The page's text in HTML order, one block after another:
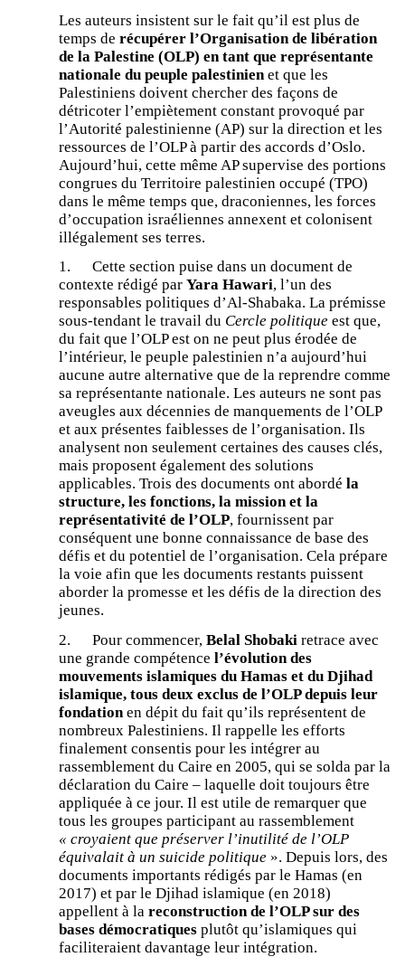
Les auteurs insistent sur le fait qu’il est plus de
temps de récupérer l’Organisation de libération
de la Palestine (OLP) en tant que représentante
nationale du peuple palestinien et que les
Palestiniens doivent chercher des façons de
détricoter l’empiètement constant provoqué par
l’Autorité palestinienne (AP) sur la direction et les
ressources de l’OLP à partir des accords d’Oslo.
Aujourd’hui, cette même AP supervise des portions
congrues du Territoire palestinien occupé (TPO)
dans le même temps que, draconiennes, les forces
d’occupation israéliennes annexent et colonisent
illégalement ses terres.
1. Cette section puise dans un document de
contexte rédigé par Yara Hawari, l’un des
responsables politiques d’Al-Shabaka. La prémisse
sous-tendant le travail du Cercle politique est que,
du fait que l’OLP est on ne peut plus érodée de
l’intérieur, le peuple palestinien n’a aujourd’hui
aucune autre alternative que de la reprendre comme
sa représentante nationale. Les auteurs ne sont pas
aveugles aux décennies de manquements de l’OLP
et aux présentes faiblesses de l’organisation. Ils
analysent non seulement certaines des causes clés,
mais proposent également des solutions
applicables. Trois des documents ont abordé la
structure, les fonctions, la mission et la
représentativité de l’OLP, fournissent par
conséquent une bonne connaissance de base des
défis et du potentiel de l’organisation. Cela prépare
la voie afin que les documents restants puissent
aborder la promesse et les défis de la direction des
jeunes.
2. Pour commencer, Belal Shobaki retrace avec
une grande compétence l’évolution des
mouvements islamiques du Hamas et du Djihad
islamique, tous deux exclus de l’OLP depuis leur
fondation en dépit du fait qu’ils représentent de
nombreux Palestiniens. Il rappelle les efforts
finalement consentis pour les intégrer au
rassemblement du Caire en 2005, qui se solda par la
déclaration du Caire – laquelle doit toujours être
appliquée à ce jour. Il est utile de remarquer que
tous les groupes participant au rassemblement
« croyaient que préserver l’inutilité de l’OLP
équivalait à un suicide politique ». Depuis lors, des
documents importants rédigés par le Hamas (en
2017) et par le Djihad islamique (en 2018)
appellent à la reconstruction de l’OLP sur des
bases démocratiques plutôt qu’islamiques qui
faciliteraient davantage leur intégration.